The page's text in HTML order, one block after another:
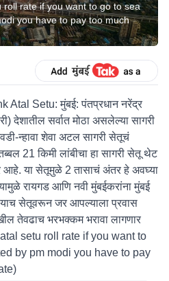
rate if you want to go to sea
you have to pay too much
Atal Setu: मुंबई: पंतप्रधान नरेंद्र
देशातील सर्वात मोठा असलेल्या सागरी
न्हावा शेवा अटल सागरी सेतूचं
21 किमी लांबीचा हा सागरी सेतू थेट
आहे. या सेतूमुळे 2 तासाचं अंतर हे अवघ्या
रायगड आणि नवी मुंबईकरांना मुंबई
सेतूवरून जर आपल्याला प्रवास
तेवढाच भरभक्कम भरावा लागणार
setu roll rate if you want to
by pm modi you have to pay